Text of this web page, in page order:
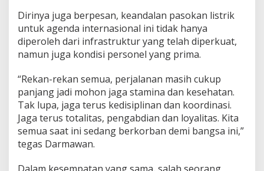
s
i
e
n
i
n
K
T
T
Dirinya juga berpesan, keandalan pasokan listrik
untuk agenda internasional ini tidak hanya
diperoleh dari infrastruktur yang telah diperkuat,
namun juga kondisi personel yang prima.
“Rekan-rekan semua, perjalanan masih cukup
panjang jadi mohon jaga stamina dan kesehatan.
Tak lupa, jaga terus kedisiplinan dan koordinasi.
Jaga terus totalitas, pengabdian dan loyalitas. Kita
semua saat ini sedang berkorban demi bangsa ini,”
tegas Darmawan.